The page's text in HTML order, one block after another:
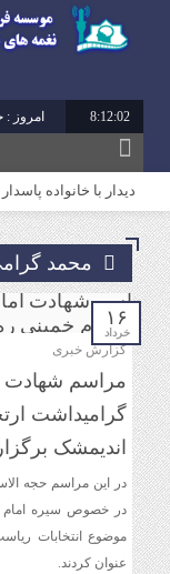
8:12:02 امروز : جمعه -
دیدار با خانواده
آیین تقدیر از فعالین
محمد رشیدیان مدیر
اندیمشک: غدیر
است تا امت اسلامی با
برگزاری کارگاه
کوچک و موثر در
اندیمشک
دیدار دبیر جدید
اندیمشک با معاونت
خوزستان
محمد
۱۶
خرداد
گزارش خبری
مراسم شهادت
اندیمشک
در این مراسم حجه
در خصوص سیره امام
موضوع انتخابات
عنوان کردند.